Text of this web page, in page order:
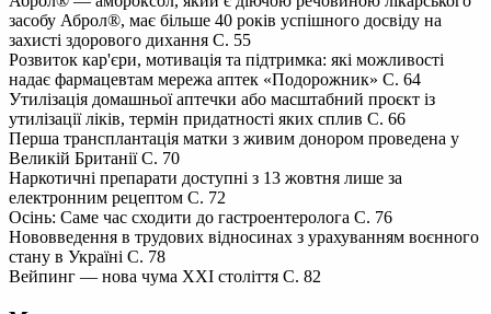
засобу Аброл®, має більше 40 років успішного досвіду на
захисті здорового дихання С. 55
Розвиток кар'єри, мотивація та підтримка: які можливості
надає фармацевтам мережа аптек «Подорожник» С. 64
Утилізація домашньої аптечки або масштабний проєкт із
утилізації ліків, термін придатності яких сплив С. 66
Перша трансплантація матки з живим донором проведена у
Великій Британії С. 70
Наркотичні препарати доступні з 13 жовтня лише за
електронним рецептом С. 72
Осінь: Саме час сходити до гастроентеролога С. 76
Нововведення в трудових відносинах з урахуванням воєнного
стану в Україні С. 78
Вейпинг — нова чума ХХІ століття С. 82